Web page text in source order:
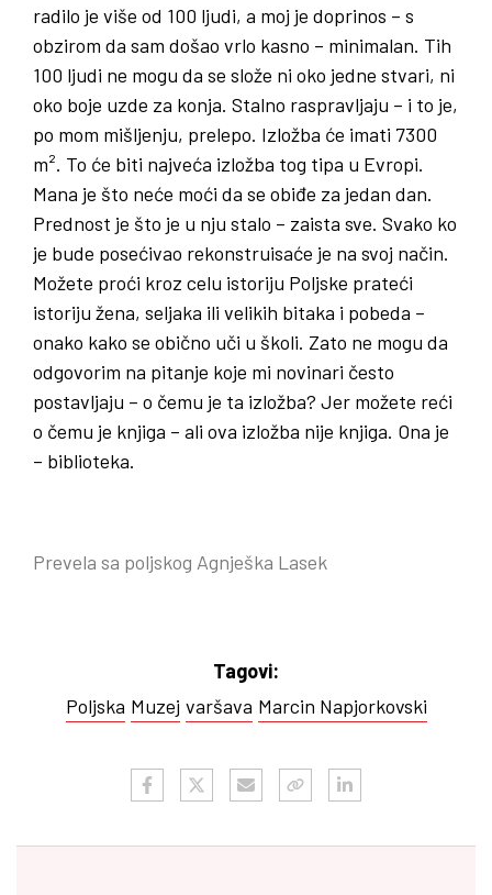
radilo je više od 100 ljudi, a moj je doprinos – s
obzirom da sam došao vrlo kasno – minimalan. Tih
100 ljudi ne mogu da se slože ni oko jedne stvari, ni
oko boje uzde za konja. Stalno raspravljaju – i to je,
po mom mišljenju, prelepo. Izložba će imati 7300
m². To će biti najveća izložba tog tipa u Evropi.
Mana je što neće moći da se obiđe za jedan dan.
Prednost je što je u nju stalo – zaista sve. Svako ko
je bude posećivao rekonstruisaće je na svoj način.
Možete proći kroz celu istoriju Poljske prateći
istoriju žena, seljaka ili velikih bitaka i pobeda –
onako kako se obično uči u školi. Zato ne mogu da
odgovorim na pitanje koje mi novinari često
postavljaju – o čemu je ta izložba? Jer možete reći
o čemu je knjiga – ali ova izložba nije knjiga. Ona je
– biblioteka.
Prevela sa poljskog Agnješka Lasek
Tagovi:
Poljska Muzej varšava Marcin Napjorkovski